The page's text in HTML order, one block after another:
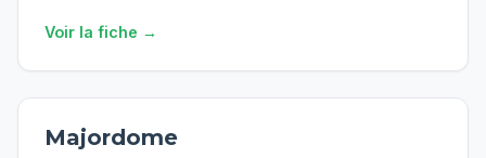
Voir la fiche →
Majordome